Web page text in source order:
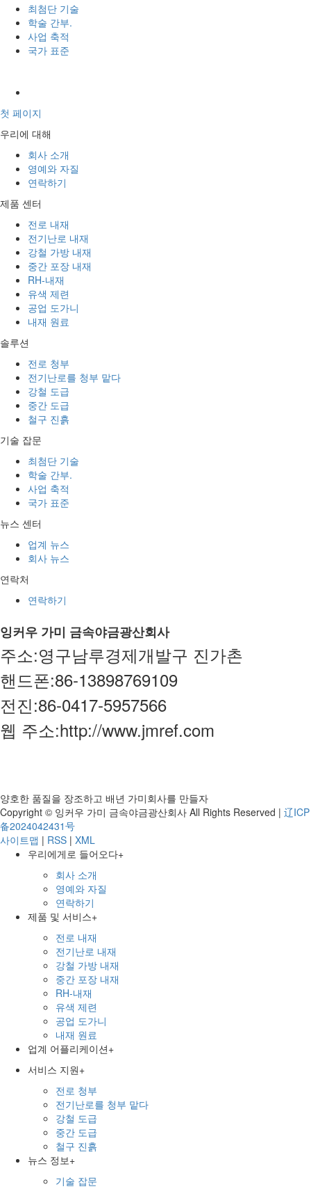
최첨단 기술
학술 간부.
사업 축적
국가 표준
첫 페이지
우리에 대해
회사 소개
영예와 자질
연락하기
제품 센터
전로 내재
전기난로 내재
강철 가방 내재
중간 포장 내재
RH-내재
유색 제련
공업 도가니
내재 원료
솔루션
전로 청부
전기난로를 청부 맡다
강철 도급
중간 도급
철구 진흙
기술 잡문
최첨단 기술
학술 간부.
사업 축적
국가 표준
뉴스 센터
업계 뉴스
회사 뉴스
연락처
연락하기
잉커우 가미 금속야금광산회사
주소:영구남루경제개발구 진가촌
핸드폰:86-13898769109
전진:86-0417-5957566
웹 주소:http://www.jmref.com
양호한 품질을 장조하고 배년 가미회사를 만들자
Copyright © 잉커우 가미 금속야금광산회사 All Rights Reserved | 辽ICP
备2024042431号
사이트맵 | RSS | XML
우리에게로 들어오다+
회사 소개
영예와 자질
연락하기
제품 및 서비스+
전로 내재
전기난로 내재
강철 가방 내재
중간 포장 내재
RH-내재
유색 제련
공업 도가니
내재 원료
업계 어플리케이션+
서비스 지원+
전로 청부
전기난로를 청부 맡다
강철 도급
중간 도급
철구 진흙
뉴스 정보+
기술 잡문